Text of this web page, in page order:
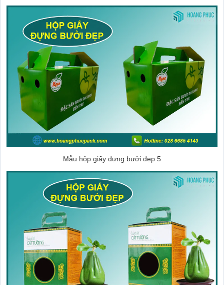
Mẫu hộp giấy đựng bưởi đẹp 5